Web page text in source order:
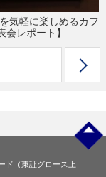
気軽に楽しめるカフ
レポート】
ド（東証グロース上